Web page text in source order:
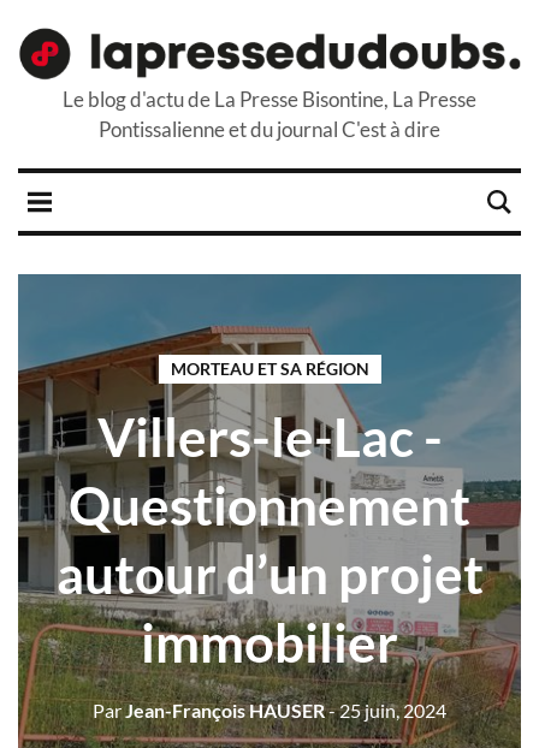
Le blog d'actu de La Presse Bisontine, La Presse
Pontissalienne et du journal C'est à dire
MORTEAU ET SA RÉGION
Villers-le-Lac -
Questionnement
autour d’un projet
immobilier
ParJean-François HAUSER- 25 juin, 2024